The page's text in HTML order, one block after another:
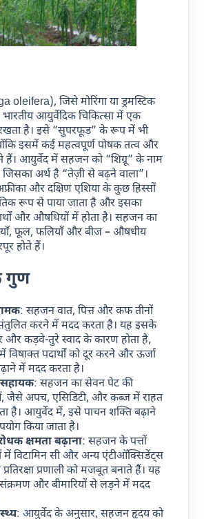
जिसे मोरिंगा या ड्रमस्टिक
भारतीय आयुर्वेदिक चिकित्सा में एक
रखता है। इसे “सुपरफूड” के रूप में भी
इसमें कई महत्वपूर्ण पोषक तत्व और
आयुर्वेद में सहजन को “शिग्रू” के नाम
जिसका अर्थ है “तेज़ी से बढ़ने वाला”।
और दक्षिण एशिया के कुछ हिस्सों
रूप से पाया जाता है और इसका
और औषधियों में होता है। सहजन का
फूल, फलियाँ और बीज – औषधीय
होते हैं।
गुण
: सहजन वात, पित्त और कफ तीनों
संतुलित करने में मदद करता है। यह इसके
और कड़वे-तुरे स्वाद के कारण होता है,
विषाक्त पदार्थों को दूर करने और ऊर्जा
में मदद करता है।
सहायक: सहजन का सेवन पेट की
जैसे अपच, एसिडिटी, और कब्ज में राहत
है। आयुर्वेद में, इसे पाचन शक्ति बढ़ाने
किया जाता है।
क्षमता बढ़ाना: सहजन के पत्तों
में विटामिन सी और अन्य एंटीऑक्सिडेंट्स
प्रणाली को मजबूत बनाते हैं। यह
और बीमारियों से लड़ने में मदद
: आयुर्वेद के अनुसार, सहजन हृदय को